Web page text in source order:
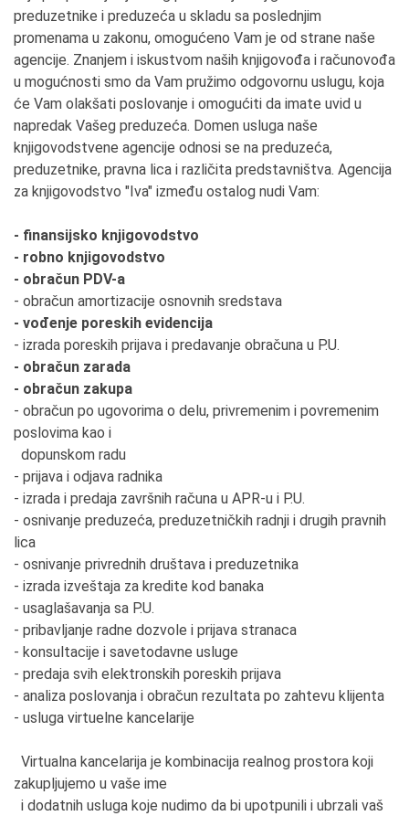
preduzetnike i preduzeća u skladu sa poslednjim
promenama u zakonu, omogućeno Vam je od strane naše
agencije. Znanjem i iskustvom naših knjigovođa i računovođa
u mogućnosti smo da Vam pružimo odgovornu uslugu, koja
će Vam olakšati poslovanje i omogućiti da imate uvid u
napredak Vašeg preduzeća. Domen usluga naše
knjigovodstvene agencije odnosi se na preduzeća,
preduzetnike, pravna lica i različita predstavništva. Agencija
za knjigovodstvo "Iva" između ostalog nudi Vam:
- finansijsko knjigovodstvo
- robno knjigovodstvo
- obračun PDV-a
- obračun amortizacije osnovnih sredstava
- vođenje poreskih evidencija
- izrada poreskih prijava i predavanje obračuna u P.U.
- obračun zarada
- obračun zakupa
- obračun po ugovorima o delu, privremenim i povremenim
poslovima kao i
dopunskom radu
- prijava i odjava radnika
- izrada i predaja završnih računa u APR-u i P.U.
- osnivanje preduzeća, preduzetničkih radnji i drugih pravnih
lica
- osnivanje privrednih društava i preduzetnika
- izrada izveštaja za kredite kod banaka
- usaglašavanja sa P.U.
- pribavljanje radne dozvole i prijava stranaca
- konsultacije i savetodavne usluge
- predaja svih elektronskih poreskih prijava
- analiza poslovanja i obračun rezultata po zahtevu klijenta
- usluga virtuelne kancelarije
Virtualna kancelarija je kombinacija realnog prostora koji
zakupljujemo u vaše ime
i dodatnih usluga koje nudimo da bi upotpunili i ubrzali vaš